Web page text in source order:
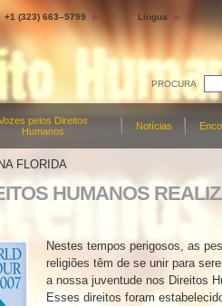
+1 (323) 663–5799 Língua
PROCURA
pelos Direitos
Humanos
Notícias
FLORIDA
HUMANOS
Nestes tempos perigosos, as
religiões têm de se unir para
a nossa juventude nos Direitos
Esses direitos foram